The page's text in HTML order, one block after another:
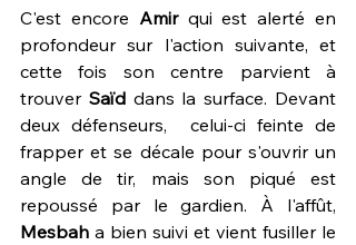
C'est encore Amir qui est alerté en
profondeur sur l'action suivante, et
cette fois son centre parvient à
trouver Saïd dans la surface. Devant
deux défenseurs,  celui-ci feinte de
frapper et se décale pour s'ouvrir un
angle de tir, mais son piqué est
Mesbah a bien suivi et vient fusiller le